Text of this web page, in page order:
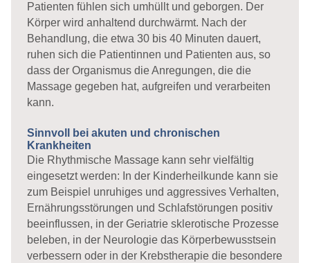
Patienten fühlen sich umhüllt und geborgen. Der
Körper wird anhaltend durchwärmt. Nach der
Behandlung, die etwa 30 bis 40 Minuten dauert,
ruhen sich die Patientinnen und Patienten aus, so
dass der Organismus die Anregungen, die die
Massage gegeben hat, aufgreifen und verarbeiten
kann.
Sinnvoll bei akuten und chronischen
Krankheiten
Die Rhythmische Massage kann sehr vielfältig
eingesetzt werden: In der Kinderheilkunde kann sie
zum Beispiel unruhiges und aggressives Verhalten,
Ernährungsstörungen und Schlafstörungen positiv
beeinflussen, in der Geriatrie sklerotische Prozesse
beleben, in der Neurologie das Körperbewusstsein
verbessern oder in der Krebstherapie die besondere